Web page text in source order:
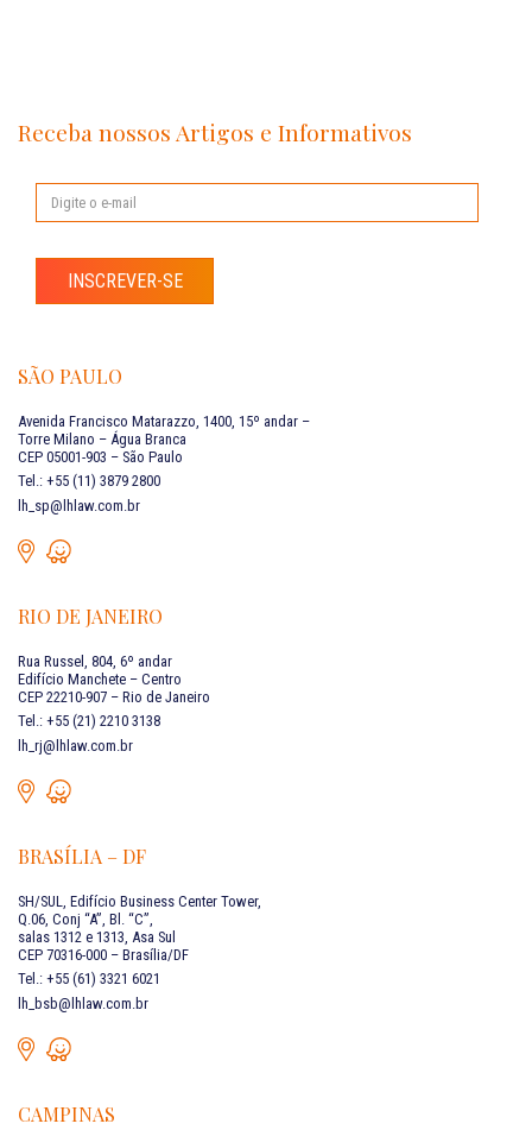
Receba nossos Artigos e Informativos
INSCREVER-SE
SÃO PAULO
Avenida Francisco Matarazzo, 1400, 15º andar –
Torre Milano – Água Branca
CEP 05001-903 – São Paulo
Tel.: +55 (11) 3879 2800
lh_sp@lhlaw.com.br
RIO DE JANEIRO
Rua Russel, 804, 6º andar
Edifício Manchete – Centro
CEP 22210-907 – Rio de Janeiro
Tel.: +55 (21) 2210 3138
lh_rj@lhlaw.com.br
BRASÍLIA – DF
SH/SUL, Edifício Business Center Tower,
Q.06, Conj “A”, Bl. “C”,
salas 1312 e 1313, Asa Sul
CEP 70316-000 – Brasília/DF
Tel.: +55 (61) 3321 6021
lh_bsb@lhlaw.com.br
CAMPINAS